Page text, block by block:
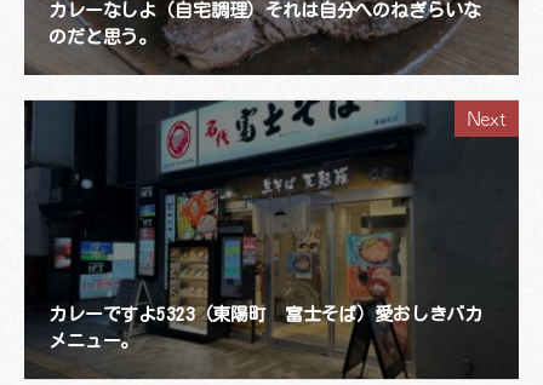
カレーなしよ（自宅調理）それは自分へのねぎらいな
のだと思う。
Next
カレーですよ5323（東陽町 富士そば）愛おしきバカ
メニュー。